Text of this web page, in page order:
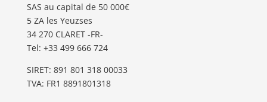
SAS au capital de 50 000€
5 ZA les Yeuzses
34 270 CLARET -FR-
Tel: ‭+33 499 666 724‬
SIRET: 891 801 318 00033
TVA: FR1 8891801318